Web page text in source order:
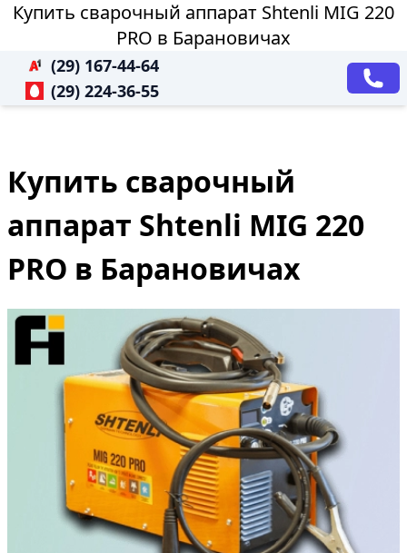
Купить сварочный аппарат Shtenli МIG 220
PRO в Барановичах
(29) 167-44-64
(29) 224-36-55
Купить сварочный
аппарат Shtenli МIG 220
PRO в Барановичах